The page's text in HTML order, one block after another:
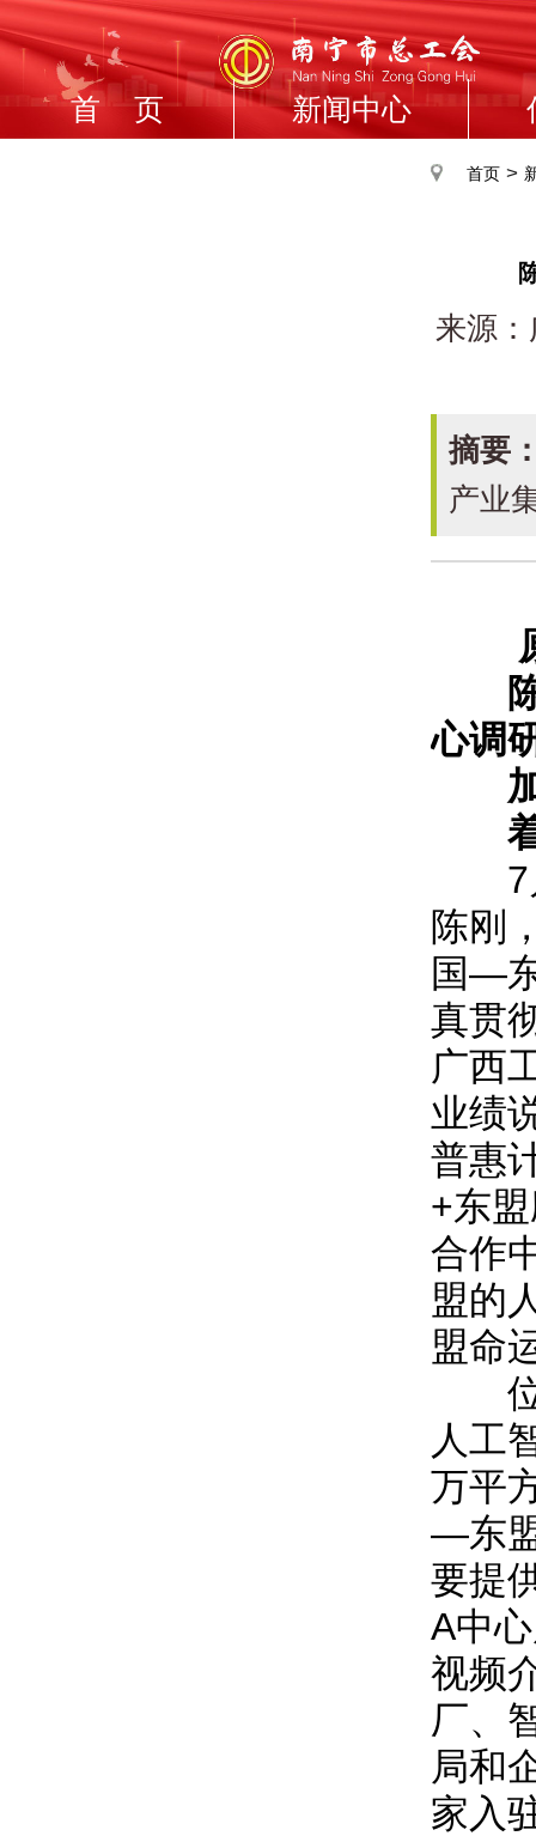
首 页 新闻中心
首页 >
来源
摘要
产业
心调
7月
陈刚
国—
真贯
广西
业绩
普惠
+东
合作
盟的
盟命
位
人工
万平
—东
要提
A中
视频
厂、
局和
家入